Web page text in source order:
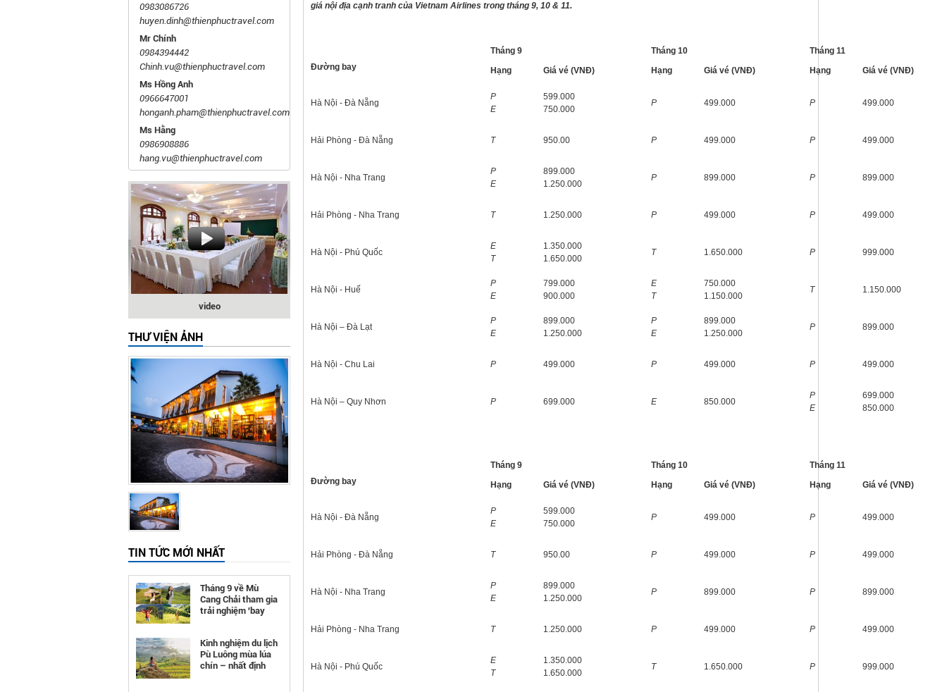
0983086726
huyen.dinh@thienphuctravel.com
Mr Chính
0984394442
Chinh.vu@thienphuctravel.com
Ms Hồng Anh
0966647001
honganh.pham@thienphuctravel.com
Ms Hằng
0986908886
hang.vu@thienphuctravel.com
video
THƯ VIỆN ẢNH
TIN TỨC MỚI NHẤT
Tháng 9 về Mù
Cang Chải tham gia
trải nghiệm 'bay
Kinh nghiệm du lịch
Pù Luông mùa lúa
chín – nhất định
giá nội địa cạnh tranh của Vietnam Airlines trong tháng 9, 10 & 11.
Đường bay
Tháng 9 Tháng 10
Tháng 11
Hạng
Giá vé (VNĐ) Hạng Giá vé (VNĐ) Hạng Giá vé (VNĐ)
Hà Nội - Đà Nẵng
P
E
599.000
750.000
P 499.000 P 499.000
Hải Phòng - Đà Nẵng T 950.00 P 499.000 P 499.000
Hà Nội - Nha Trang
P
E
899.000
1.250.000
P 899.000 P 899.000
Hải Phòng - Nha Trang T 1.250.000 P 499.000 P 499.000
Hà Nội - Phú Quốc
E
T
1.350.000
1.650.000
T 1.650.000 P 999.000
Hà Nội - Huế
P
E
799.000
900.000
E
T
750.000
1.150.000
T 1.150.000
Hà Nội – Đà Lạt
P
E
899.000
1.250.000
P
E
899.000
1.250.000
P 899.000
Hà Nội - Chu Lai P 499.000 P 499.000 P 499.000
Hà Nội – Quy Nhơn P 699.000 E 850.000
P
E
699.000
850.000
Đường bay
Tháng 9 Tháng 10
Tháng 11
Hạng
Giá vé (VNĐ) Hạng Giá vé (VNĐ) Hạng Giá vé (VNĐ)
Hà Nội - Đà Nẵng
P
E
599.000
750.000
P 499.000 P 499.000
Hải Phòng - Đà Nẵng T 950.00 P 499.000 P 499.000
Hà Nội - Nha Trang
P
E
899.000
1.250.000
P 899.000 P 899.000
Hải Phòng - Nha Trang T 1.250.000 P 499.000 P 499.000
Hà Nội - Phú Quốc
E
T
1.350.000
1.650.000
T 1.650.000 P 999.000